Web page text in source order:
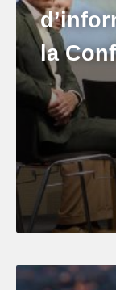
la